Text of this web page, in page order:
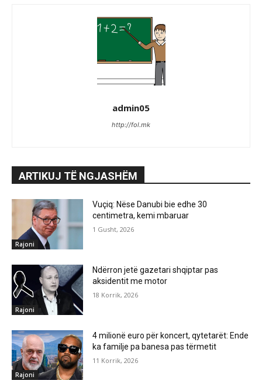
admin05
http://fol.mk
ARTIKUJ TË NGJASHËM
Rajoni
Vuçiq: Nëse Danubi bie edhe 30
centimetra, kemi mbaruar
1 Gusht, 2026
Rajoni
Ndërron jetë gazetari shqiptar pas
aksidentit me motor
18 Korrik, 2026
Rajoni
4 milionë euro për koncert, qytetarët: Ende
ka familje pa banesa pas tërmetit
11 Korrik, 2026